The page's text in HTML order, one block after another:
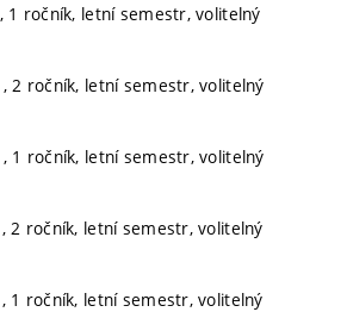
, 1 ročník, letní semestr, volitelný
, 2 ročník, letní semestr, volitelný
, 1 ročník, letní semestr, volitelný
, 2 ročník, letní semestr, volitelný
, 1 ročník, letní semestr, volitelný